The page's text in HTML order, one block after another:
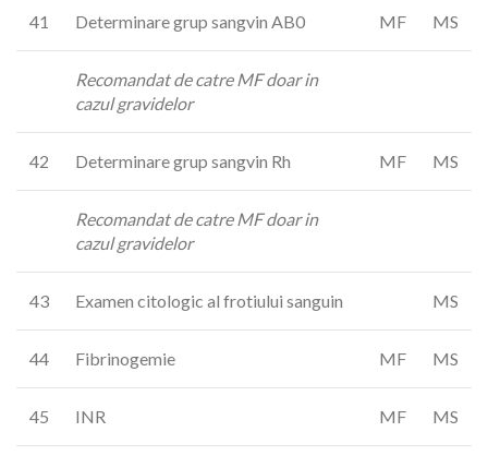
41 Determinare grup sangvin AB0 MF MS
Recomandat de catre MF doar in
cazul gravidelor
42 Determinare grup sangvin Rh MF MS
Recomandat de catre MF doar in
cazul gravidelor
43 Examen citologic al frotiului sanguin MS
44 Fibrinogemie MF MS
45 INR MF MS